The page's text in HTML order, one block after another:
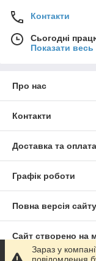
Контакти
Сьогодні
Показати
Про нас
Контакти
Доставка та оплата
Графік роботи
Повна версія сайту
Сайт створено на
Зараз у